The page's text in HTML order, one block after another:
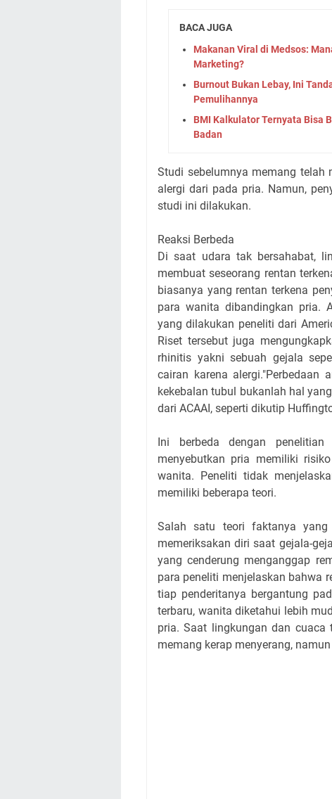
BACA JUGA
Makanan Viral di Medsos:
Marketing?
Burnout Bukan Lebay, Ini
Pemulihannya
BMI Kalkulator Ternyata Bisa
Badan
Studi sebelumnya memang telah
alergi dari pada pria. Namun,
studi ini dilakukan.
Reaksi Berbeda
Di saat udara tak bersahabat,
membuat seseorang rentan
biasanya yang rentan terkena
para wanita dibandingkan pria.
yang dilakukan peneliti dari
Riset tersebut juga
rhinitis yakni sebuah gejala
cairan karena
kekebalan tubul bukanlah hal
dari ACAAI, seperti dikutip
Ini berbeda dengan
menyebutkan pria memiliki
wanita. Peneliti tidak
memiliki beberapa teori.
Salah satu teori faktanya
memeriksakan diri saat gejala-
yang cenderung menganggap
para peneliti menjelaskan bahwa
tiap penderitanya bergantung
terbaru, wanita diketahui lebih
pria. Saat lingkungan dan cuaca
memang kerap menyerang,